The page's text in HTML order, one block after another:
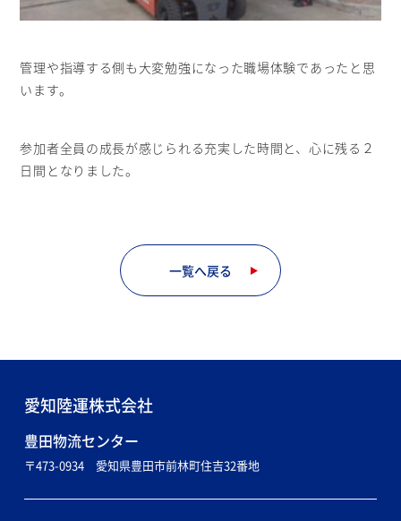
管理や指導する側も大変勉強になった職場体験であったと思
います。
参加者全員の成長が感じられる充実した時間と、心に残る２
日間となりました。
一覧へ戻る
愛知陸運株式会社
〒473-0934 愛知県豊田市前林町住吉32番地